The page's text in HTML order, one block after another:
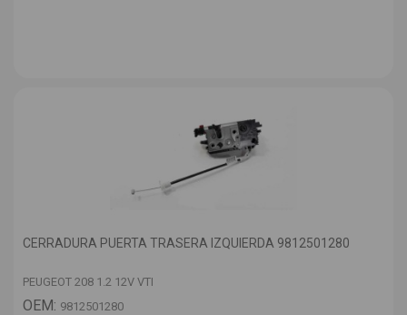
CERRADURA PUERTA TRASERA IZQUIERDA 9812501280
PEUGEOT 208 1.2 12V VTI
OEM: 9812501280